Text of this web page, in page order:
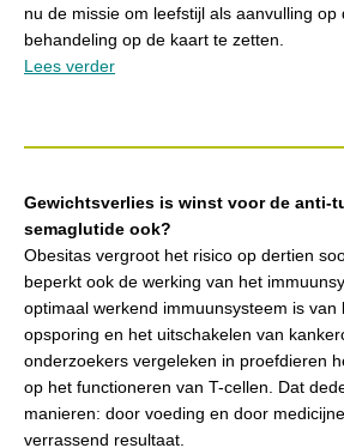
nu de missie om leefstijl als aanvulling op
behandeling op de kaart te zetten.
Lees verder
Gewichtsverlies is winst voor de anti-
semaglutide ook?
Obesitas vergroot het risico op dertien
beperkt ook de werking van het
optimaal werkend immuunsysteem is van
opsporing en het uitschakelen van
onderzoekers vergeleken in proefdieren
op het functioneren van T-cellen. Dat
manieren: door voeding en door
verrassend resultaat.